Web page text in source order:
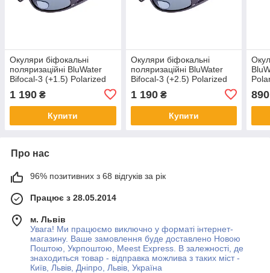
Окуляри біфокальні
поляризаційні BluWater
Bifocal-3 (+1.5) Polarized
(gray) (чорна біфокальна
лінза з діоптріями)
1 190 ₴
Купити
Окуляри біфокальні
поляризаційні BluWater
Bifocal-3 (+2.5) Polarized
(gray) (чорна біфокальна
лінза з діоптріями)
1 190₴
Купити
890
Про нас
96% позитивних з 68 відгуків за рік
Працює з 28.05.2014
м. Львів
Увага! Ми працюємо виключно у форматі інтернет-
магазину. Ваше замовлення буде доставлено Новою
Поштою, Укрпоштою, Meest Express. В залежності, де
знаходиться товар - відправка можлива з таких міст -
Київ, Львів, Дніпро, Львів, Україна